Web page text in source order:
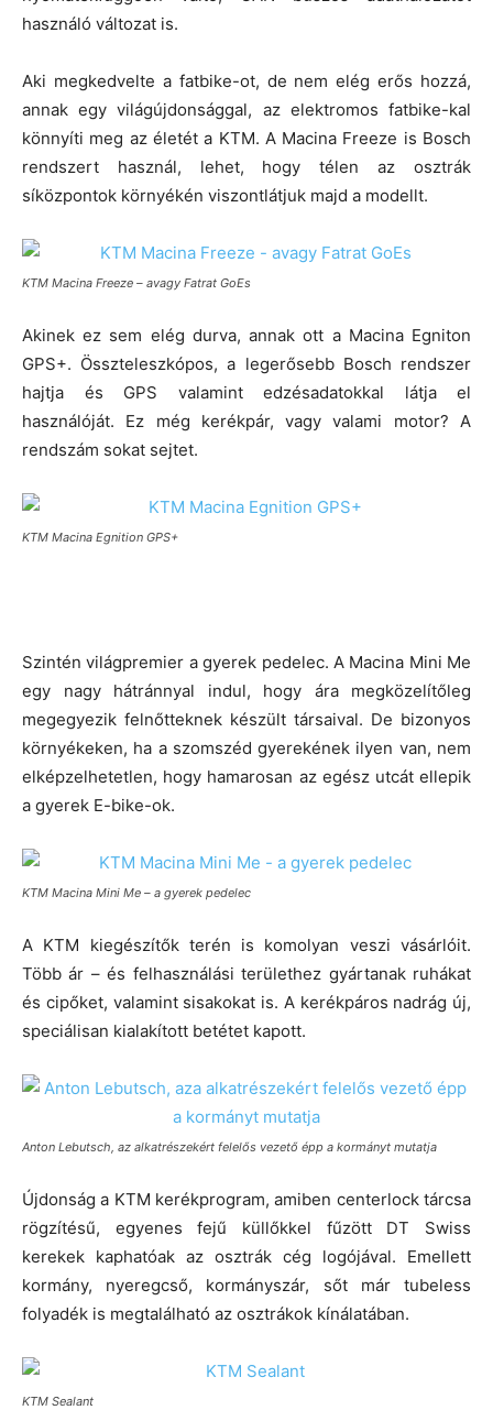
használó változat is.
Aki megkedvelte a fatbike-ot, de nem elég erős hozzá,
annak egy világújdonsággal, az elektromos fatbike-kal
könnyíti meg az életét a KTM. A Macina Freeze is Bosch
rendszert használ, lehet, hogy télen az osztrák
síközpontok környékén viszontlátjuk majd a modellt.
KTM Macina Freeze – avagy Fatrat GoEs
Akinek ez sem elég durva, annak ott a Macina Egniton
GPS+. Összteleszkópos, a legerősebb Bosch rendszer
hajtja és GPS valamint edzésadatokkal látja el
használóját. Ez még kerékpár, vagy valami motor? A
rendszám sokat sejtet.
KTM Macina Egnition GPS+
Szintén világpremier a gyerek pedelec. A Macina Mini Me
egy nagy hátránnyal indul, hogy ára megközelítőleg
megegyezik felnőtteknek készült társaival. De bizonyos
környékeken, ha a szomszéd gyerekének ilyen van, nem
elképzelhetetlen, hogy hamarosan az egész utcát ellepik
a gyerek E-bike-ok.
KTM Macina Mini Me – a gyerek pedelec
A KTM kiegészítők terén is komolyan veszi vásárlóit.
Több ár – és felhasználási területhez gyártanak ruhákat
és cipőket, valamint sisakokat is. A kerékpáros nadrág új,
speciálisan kialakított betétet kapott.
Anton Lebutsch, az alkatrészekért felelős vezető épp a kormányt mutatja
Újdonság a KTM kerékprogram, amiben centerlock tárcsa
rögzítésű, egyenes fejű küllőkkel fűzött DT Swiss
kerekek kaphatóak az osztrák cég logójával. Emellett
kormány, nyeregcső, kormányszár, sőt már tubeless
folyadék is megtalálható az osztrákok kínálatában.
KTM Sealant